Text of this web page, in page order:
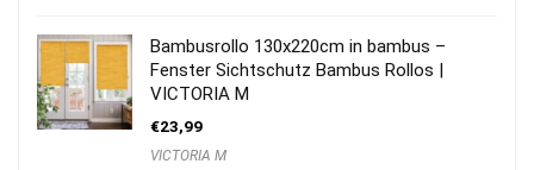
Bambusrollo 130x220cm in bambus –
Fenster Sichtschutz Bambus Rollos |
VICTORIA M
€23,99
VICTORIA M